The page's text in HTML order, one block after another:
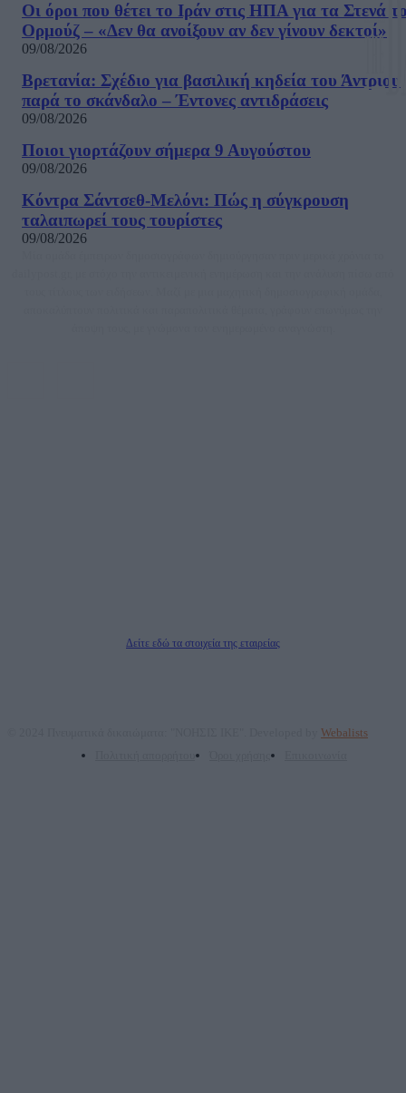
Οι όροι που θέτει το Ιράν στις ΗΠΑ για τα Στενά
Ορμούζ – «Δεν θα ανοίξουν αν δεν γίνουν δεκτοί»
09/08/2026
Βρετανία: Σχέδιο για βασιλική κηδεία του Άντριου
παρά το σκάνδαλο – Έντονες αντιδράσεις
09/08/2026
Ποιοι γιορτάζουν σήμερα 9 Αυγούστου
09/08/2026
Κόντρα Σάντσεθ-Μελόνι: Πώς η σύγκρουση
ταλαιπωρεί τους τουρίστες
09/08/2026
Δείτε εδώ τα στοιχεία της εταιρείας
Webalists